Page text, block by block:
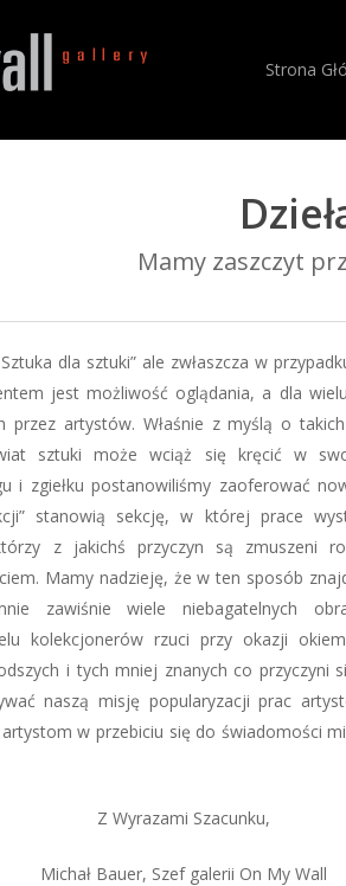
Strona
Mamy zaszczyt
dla sztuki” ale zwłaszcza w
jest możliwość oglądania, a dla
przez artystów. Właśnie z myślą o
sztuki może wciąż się kręcić w
i zgiełku postanowiliśmy zaoferować
stanowią sekcję, w której prace
z jakichś przyczyn są zmuszeni
Mamy nadzieję, że w ten sposób
zawiśnie wiele niebagatelnych
kolekcjonerów rzuci przy okazji
i tych mniej znanych co przyczyni
naszą misję popularyzacji prac
w przebiciu się do świadomości
Z Wyrazami Szacunku,
Michał Bauer, Szef galerii On My Wall